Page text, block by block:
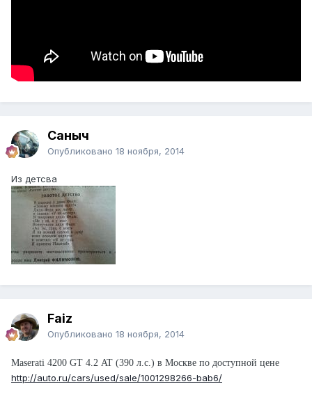
Саныч
Опубликовано 18 ноября, 2014
Из детсва
Faiz
Опубликовано 18 ноября, 2014
Maserati 4200 GT 4.2 AT (390 л.с.) в Москве по доступной цене
http://auto.ru/cars/used/sale/1001298266-bab6/